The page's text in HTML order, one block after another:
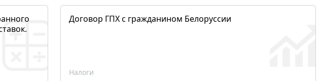
Договор ГПХ с гражданином Белоруссии
Налоги